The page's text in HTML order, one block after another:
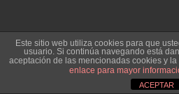
Este sitio web utiliza cookies para que
usuario. Si continúa navegando está
aceptación de las mencionadas cookies y
enlace para mayor
ACEPTAR